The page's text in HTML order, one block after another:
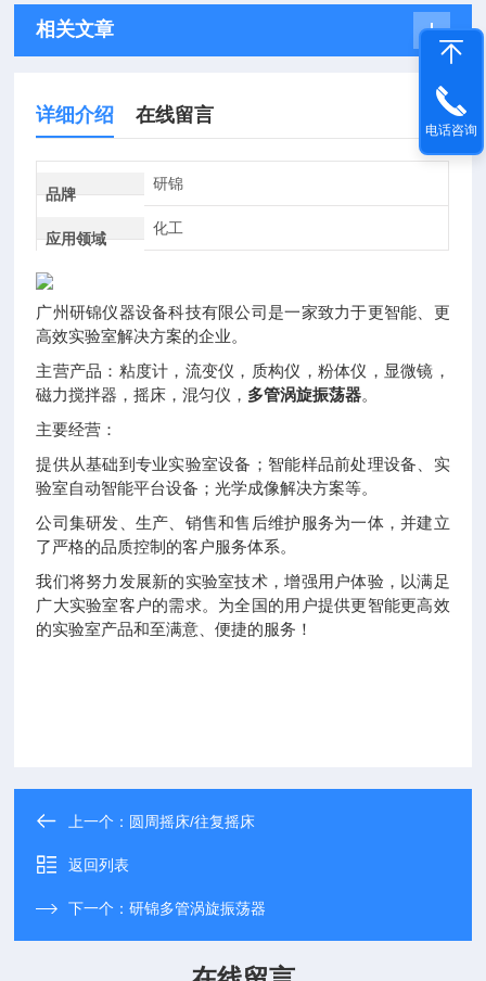
相关文章
详细介绍 在线留言
品牌
研锦
应用领域
化工
广州研锦仪器设备科技有限公司是一家致力于更智能、更
高效实验室解决方案的企业。
主营产品：粘度计，流变仪，质构仪，粉体仪，显微镜，
磁力搅拌器，摇床，混匀仪， 多管涡旋振荡器。
主要经营：
提供从基础到专业实验室设备；智能样品前处理设备、实
验室自动智能平台设备；光学成像解决方案等。
公司集研发、生产、销售和售后维护服务为一体，并建立
了严格的品质控制的客户服务体系。
我们将努力发展新的实验室技术，增强用户体验，以满足
广大实验室客户的需求。为全国的用户提供更智能更高效
的实验室产品和至满意、便捷的服务！
上一个： 圆周摇床/往复摇床
返回列表
下一个：研锦多管涡旋振荡器
电话咨询